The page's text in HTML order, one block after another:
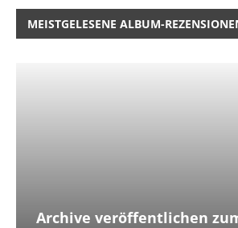
MEISTGELESENE ALBUM-
Archive veröffentlichen